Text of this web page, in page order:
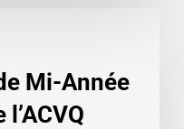
Mi-Année